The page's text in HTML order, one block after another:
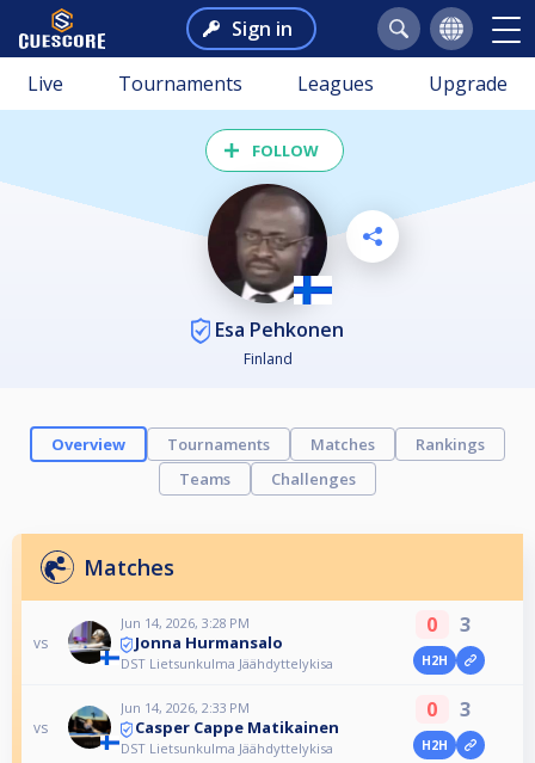
Sign in
Live Tournaments Leagues Upgrade
FOLLOW
Esa Pehkonen
Finland
Overview Tournaments Matches
Rankings
Teams
Challenges
Matches
vs
Jun 14, 2026, 3:28 PM
Jonna Hurmansalo
DST Lietsunkulma Jäähdyttelykisa
0 3
H2H
vs
Jun 14, 2026, 2:33 PM
Casper Cappe Matikainen
DST Lietsunkulma Jäähdyttelykisa
0 3
H2H